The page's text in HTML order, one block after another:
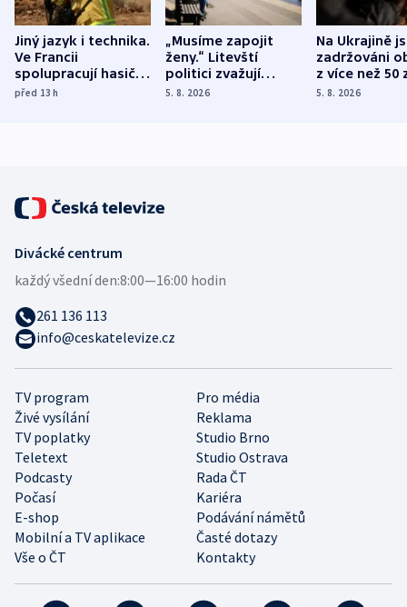
Jiný jazyk i technika.
Ve Francii
spolupracují hasiči z
různých zemí
před 13h
„Musíme zapojit
ženy.“ Litevští
politici zvažují
dohodu o
5. 8. 2026
Na Ukrajině
zadržováni
z více než 50
Bojovali na
5. 8. 2026
TV program
Pro média
Živé vysílání
Reklama
TV poplatky
Studio Brno
Teletext
Studio Ostrava
Podcasty
Rada ČT
Počasí
Kariéra
E-shop
Podávání námětů
Mobilní a TV aplikace
Časté dotazy
Vše o ČT
Kontakty
Divácké centrum
každý všední den:8:00—16:00 hodin
261 136 113
info@ceskatelevize.cz